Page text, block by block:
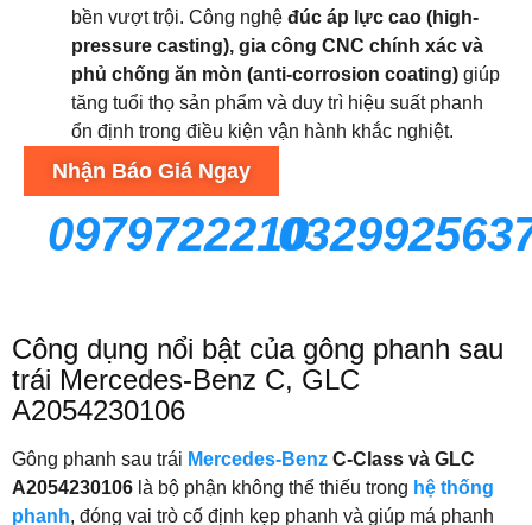
bền vượt trội. Công nghệ đúc áp lực cao (high-
pressure casting), gia công CNC chính xác và
phủ chống ăn mòn (anti-corrosion coating) giúp
tăng tuổi thọ sản phẩm và duy trì hiệu suất phanh
ổn định trong điều kiện vận hành khắc nghiệt.
Nhận Báo Giá Ngay
0979722210
Công dụng nổi bật của gông phanh sau
trái Mercedes-Benz C, GLC
A2054230106
Gông phanh sau trái Mercedes-Benz C-Class và GLC
A2054230106 là bộ phận không thể thiếu trong hệ thống
phanh, đóng vai trò cố định kẹp phanh và giúp má phanh